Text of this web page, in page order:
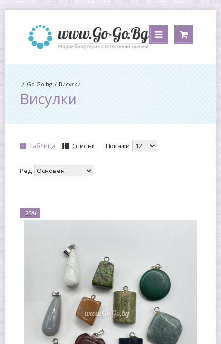
Go-Go.bg Висулки
Висулки
Таблица Списък Покажи
Ред
-25%